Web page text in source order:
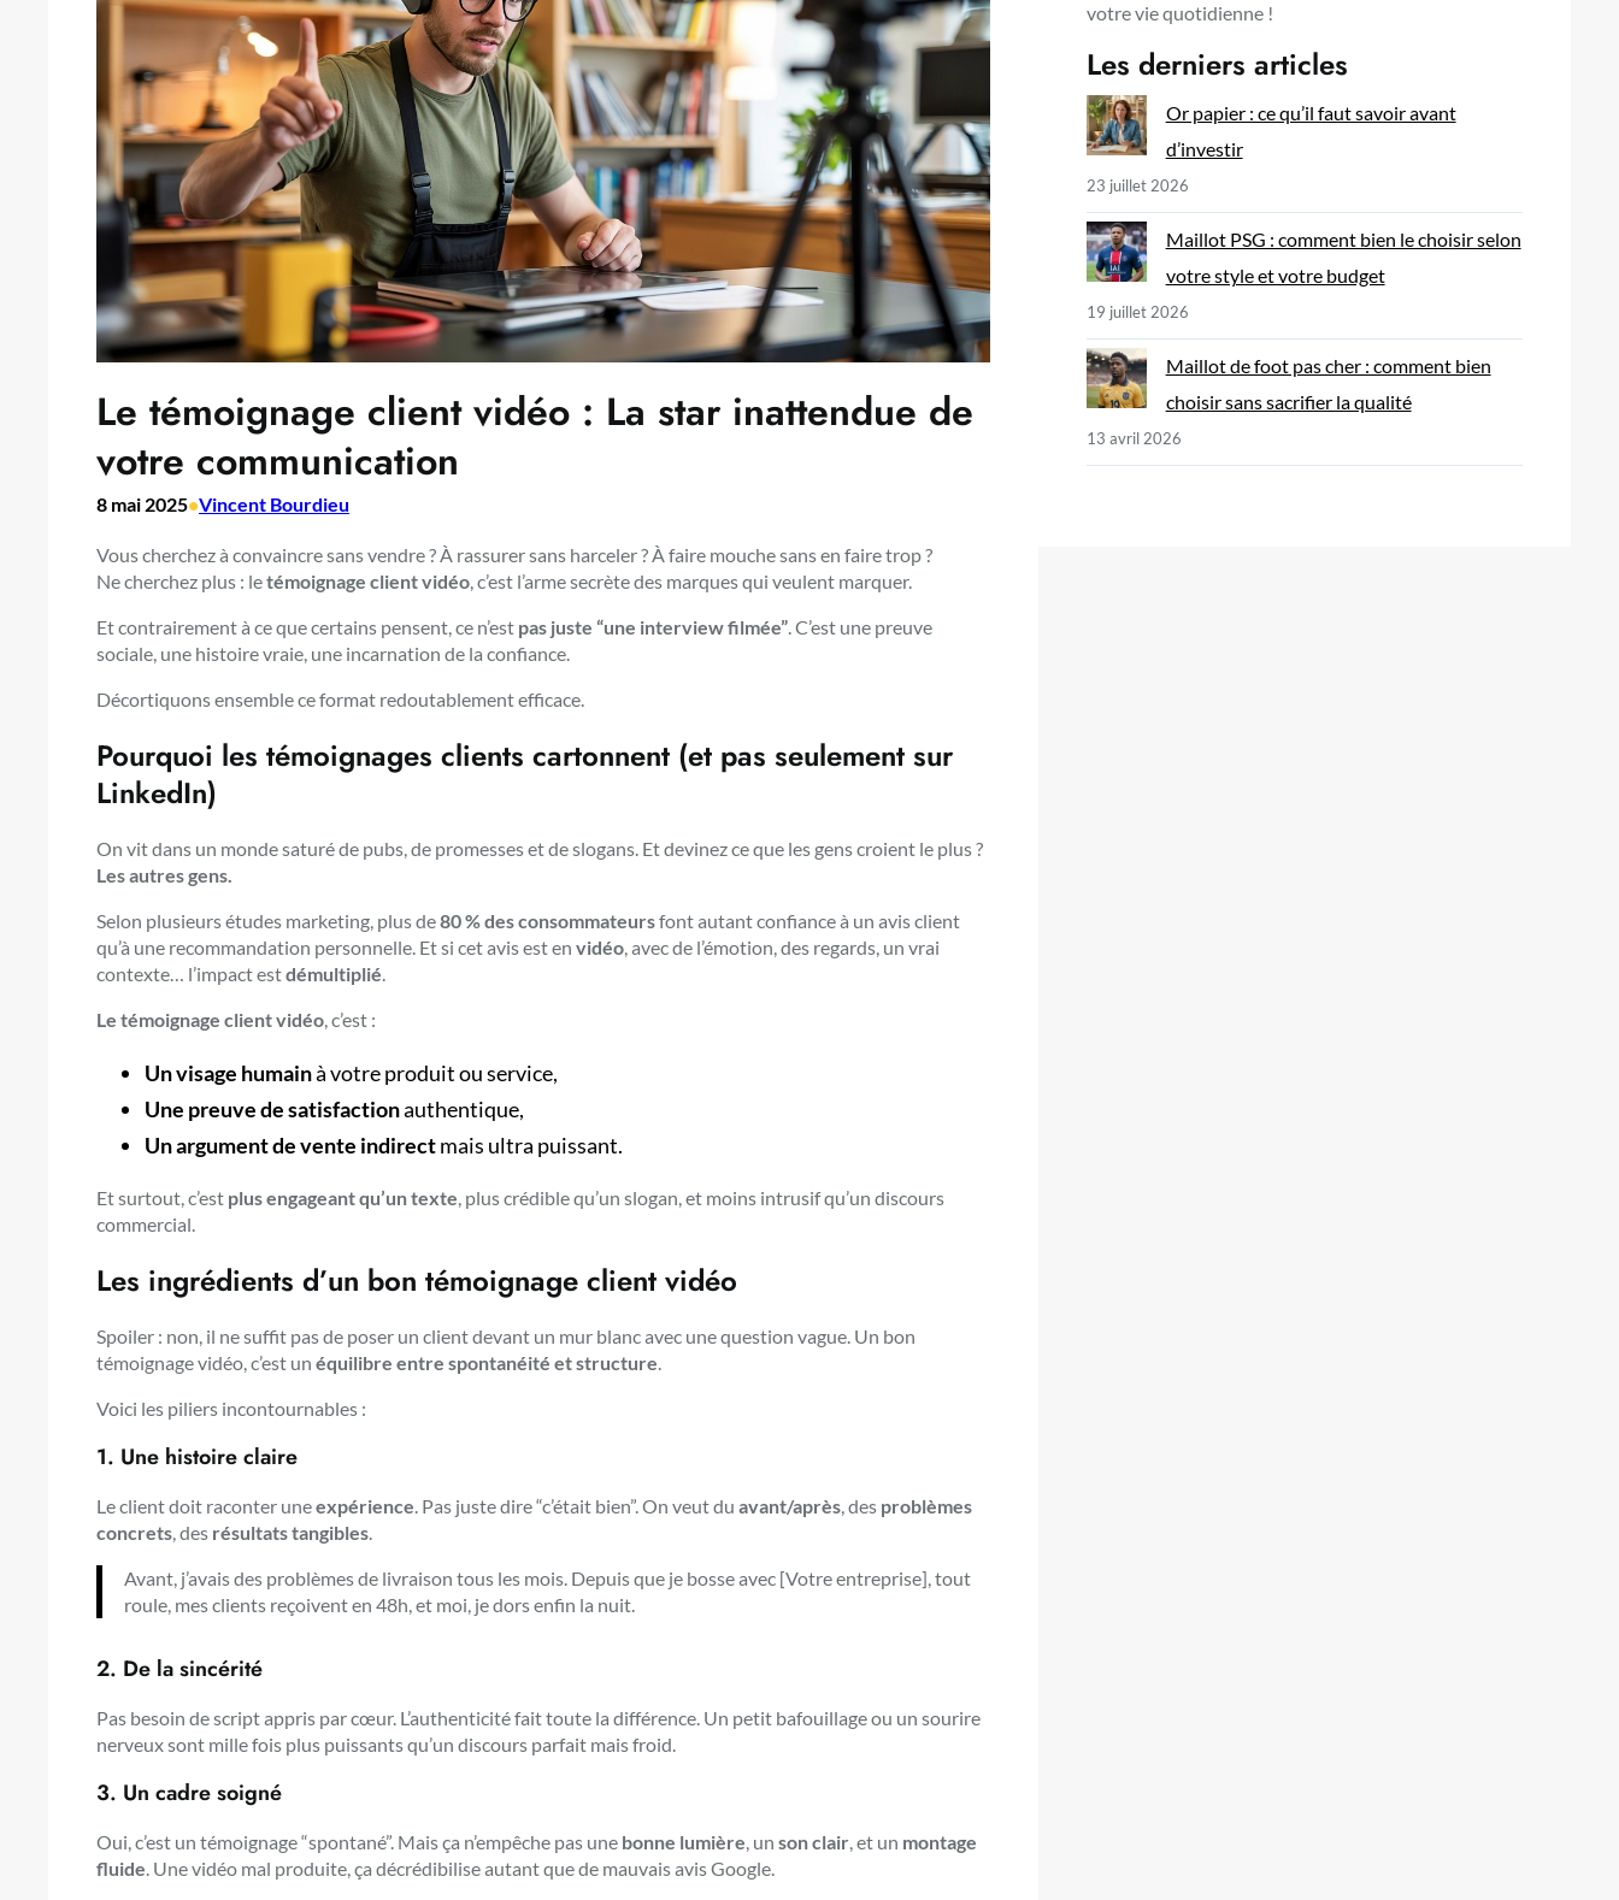
Le témoignage client vidéo : La star inattendue de
votre communication
8 mai 2025•Vincent Bourdieu
Vous cherchez à convaincre sans vendre ? À rassurer sans harceler ? À faire mouche sans en faire trop ?
Ne cherchez plus : letémoignage client vidéo, c’est l’arme secrète des marques qui veulent marquer.
Et contrairement à ce que certains pensent, ce n’est pas juste “une interview filmée”. C’est une preuve
sociale, une histoire vraie, une incarnation de la confiance.
Décortiquons ensemble ce format redoutablement efficace.
Pourquoi les témoignages clients cartonnent (et pas seulement sur
LinkedIn)
On vit dans un monde saturé de pubs, de promesses et de slogans. Et devinez ce que les gens croient le plus ?
Les autres gens.
Selon plusieurs études marketing, plus de80 % des consommateursfont autant confiance à un avis client
qu’à une recommandation personnelle. Et si cet avis est en vidéo, avec de l’émotion, des regards, un vrai
contexte… l’impact estdémultiplié.
Le témoignage client vidéo, c’est :
Un visage humainà votre produit ou service,
Une preuve de satisfactionauthentique,
Un argument de vente indirectmais ultra puissant.
Et surtout, c’est plus engageant qu’un texte, plus crédible qu’un slogan, et moins intrusif qu’un discours
commercial.
Les ingrédients d’un bon témoignage client vidéo
Spoiler : non, il ne suffit pas de poser un client devant un mur blanc avec une question vague. Un bon
témoignage vidéo, c’est un équilibre entre spontanéité et structure
Voici les piliers incontournables :
1. Une histoire claire
Le client doit raconter uneexpérience . Pas juste dire “c’était bien”. On veut du avant/après , des problèmes
concrets , des résultats tangibles
Avant, j’avais des problèmes de livraison tous les mois. Depuis que je bosse avec [Votre entreprise], tout
roule, mes clients reçoivent en 48h, et moi, je dors enfin la nuit.
2. De lasincérité
Pas besoin de script appris par cœur. L’authenticité fait toute la différence. Un petit bafouillage ou un sourire
nerveux sont mille fois plus puissants qu’un discours parfait mais froid.
3. Un cadre soigné
Oui, c’est un témoignage “spontané”. Mais ça n’empêche pas une bonne lumière, un son clair, et un montage
fluide. Une vidéo mal produite, ça décrédibilise autant que de mauvais avis Google.
votre vie quotidienne !
Les derniers articles
Or papier : ce qu’il faut savoir avant
d’investir
23 juillet 2026
Maillot PSG : comment bien le choisir selon
votre style et votre budget
19 juillet 2026
Maillot de foot pas cher : comment bien
choisir sans sacrifier la qualité
13 avril 2026